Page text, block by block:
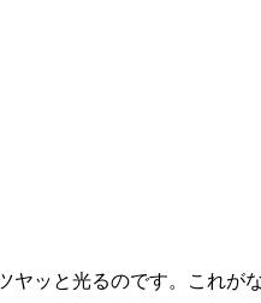
ヤッと光るのです。これが